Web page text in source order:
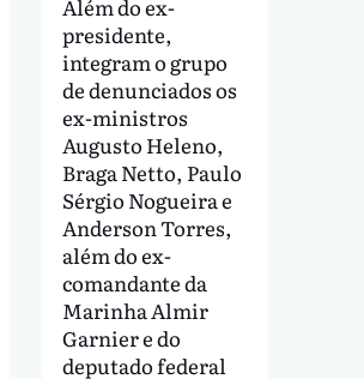
Além do ex-
presidente,
integram o grupo
de denunciados os
ex-ministros
Augusto Heleno,
Braga Netto, Paulo
Sérgio Nogueira e
Anderson Torres,
além do ex-
comandante da
Marinha Almir
Garnier e do
deputado federal